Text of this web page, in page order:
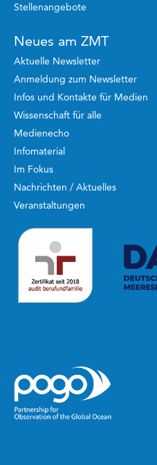
Stellenangebote
Neues am ZMT
Aktuelle Newsletter
Anmeldung zum Newsletter
Infos und Kontakte für Medien
Wissenschaft für alle
Medienecho
Infomaterial
Im Fokus
Nachrichten / Aktuelles
Veranstaltungen